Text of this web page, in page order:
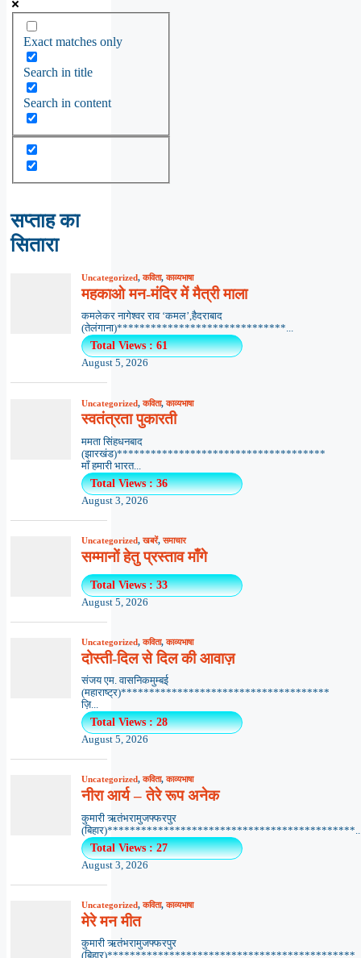
Exact matches only
Search in title
Search in content
सप्ताह का
सितारा
Uncategorized,कविता,काव्यभाषा
महकाओ मन-मंदिर में मैत्री माला
कमलेकर नागेश्वर राव ‘कमल’,हैदराबाद
(तेलंगाना)******************************...
Total Views : 61
August 5, 2026
Uncategorized,कविता,काव्यभाषा
स्वतंत्रता पुकारती
ममता सिंहधनबाद
(झारखंड)*************************************
माँ हमारी भारत...
Total Views : 36
August 3, 2026
Uncategorized,खबरें,समाचार
सम्मानों हेतु प्रस्ताव माँगे
Total Views : 33
August 5, 2026
Uncategorized,कविता,काव्यभाषा
दोस्ती-दिल से दिल की आवाज़
संजय एम. वासनिकमुम्बई
(महाराष्ट्र)*************************************
ज़ि...
Total Views : 28
August 5, 2026
Uncategorized,कविता,काव्यभाषा
नीरा आर्य – तेरे रूप अनेक
कुमारी ऋतंभरामुजफ्फरपुर
Total Views : 27
August 3, 2026
Uncategorized,कविता,काव्यभाषा
मेरे मन मीत
कुमारी ऋतंभरामुजफ्फरपुर